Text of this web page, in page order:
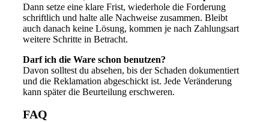
Dann setze eine klare Frist, wiederhole die Forderung
schriftlich und halte alle Nachweise zusammen. Bleibt
auch danach keine Lösung, kommen je nach Zahlungsart
weitere Schritte in Betracht.
Darf ich die Ware schon benutzen?
Davon solltest du absehen, bis der Schaden dokumentiert
und die Reklamation abgeschickt ist. Jede Veränderung
kann später die Beurteilung erschweren.
FAQ